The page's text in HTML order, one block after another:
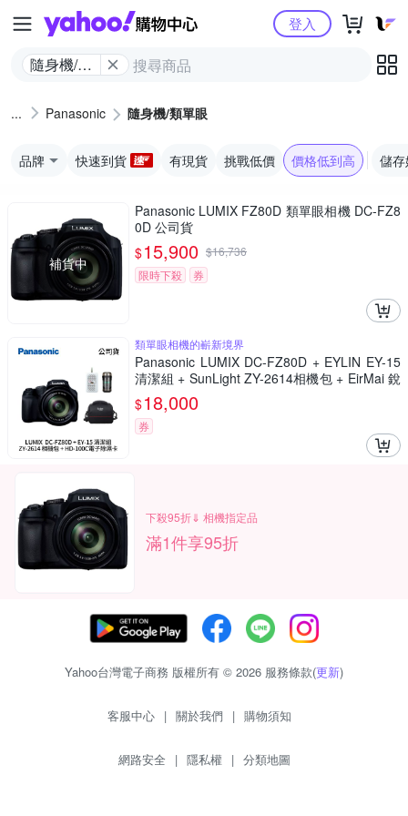
Yahoo購物中心
隨身機/類
登入
Panasonic 隨身機/類單眼
品牌 快速到貨 有現貨 挑戰低價 價格低到高 儲
補貨中
Panasonic LUMIX FZ80D 類單眼相機 DC-FZ8
0D 公司貨
$15,900 $16,736
限時下殺
券
類單眼相機的嶄新境界
Panasonic LUMIX DC-FZ80D + EYLIN EY-15
清潔組 + SunLight ZY-2614相機包 + EirMai 銳
瑪 HD-100C電子除濕卡 FZ80D (公司貨)
$18,000
券
下殺95折⇓ 相機指定品
滿1件享95折
Yahoo台灣電子商務 版權所有 © 2026 服務條款(更新)
客服中心 | 關於我們 | 購物須知
網路安全 | 隱私權 | 分類地圖